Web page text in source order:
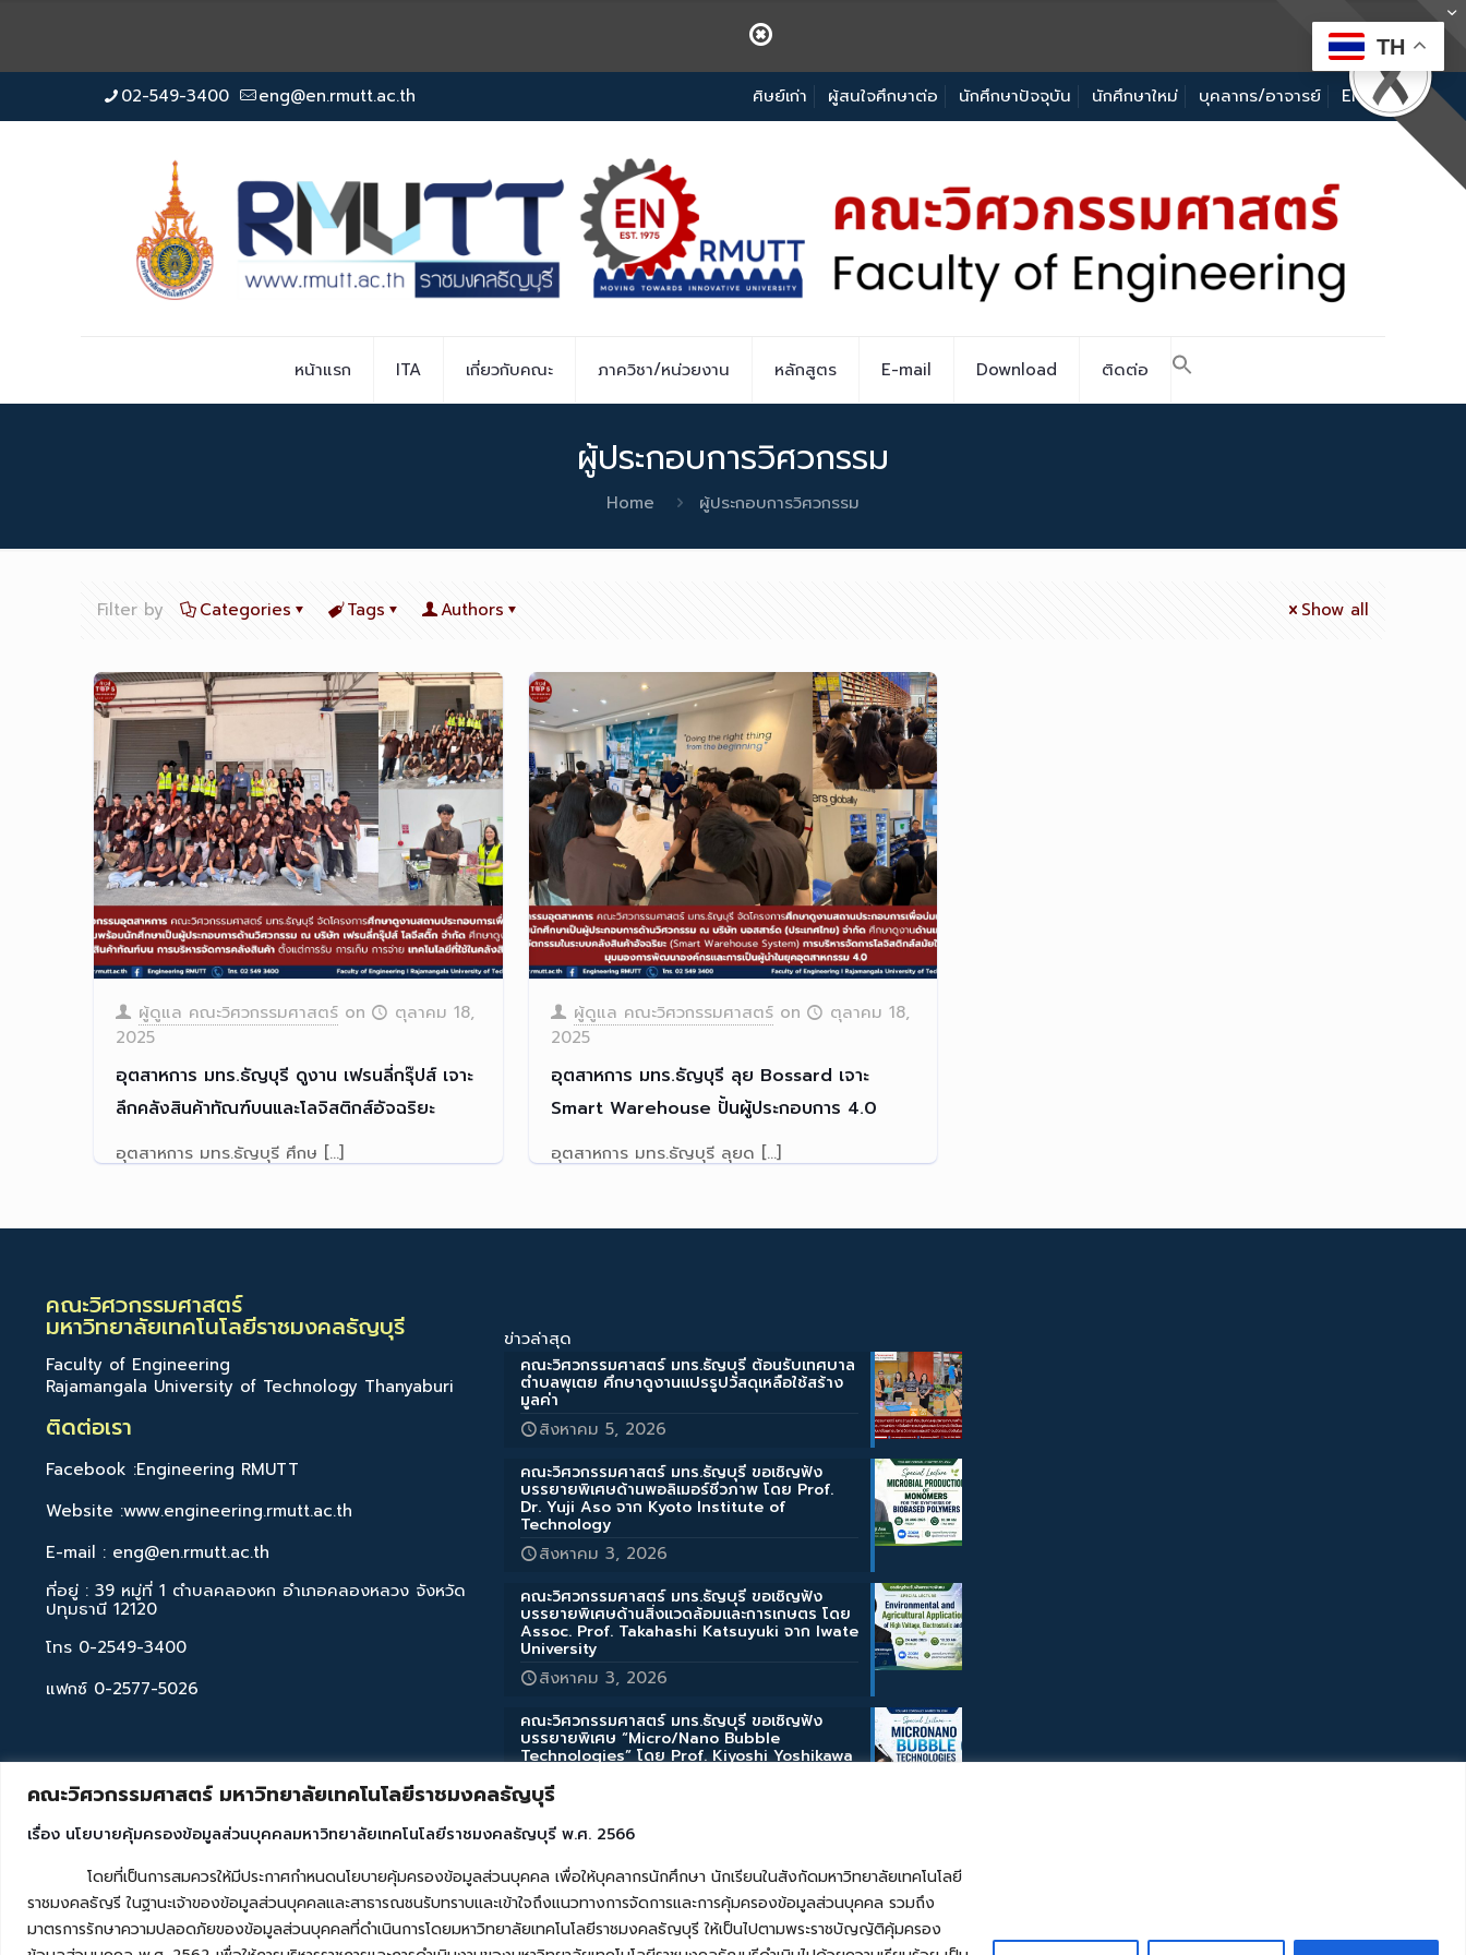
คณะวิศวกรรมศาสตร์ มหาวิทยาลัยเทคโนโลยีราชมงคลธัญบุรี
เรื่อง นโยบายคุ้มครองข้อมูลส่วนบุคคลมหาวิทยาลัยเทคโนโลยีราชมงคลธัญบุรี พ.ศ. 2566
โดยที่เป็นการสมควรให้มีประกาศกำหนดนโยบายคุ้มครองข้อมูลส่วนบุคคล เพื่อให้บุคลากรนักศึกษา นักเรียนในสังกัดมหาวิทยาลัยเทคโนโลยี
ราชมงคลธัญรี ในฐานะเจ้าของข้อมูลส่วนบุคคลและสาธารณชนรับทราบและเข้าใจถึงแนวทางการจัดการและการคุ้มครองข้อมูลส่วนบุคคล รวมถึง
มาตรการรักษาความปลอดภัยของข้อมูลส่วนบุคคลที่ดำเนินการโดยมหาวิทยาลัยเทคโนโลยีราชมงคลธัญบุรี ให้เป็นไปตามพระราชบัญญัติคุ้มครอง
02-549-3400 eng@en.rmutt.ac.th ศิษย์เก่า ผู้สนใจศึกษาต่อ นักศึกษาปัจจุบัน นักศึกษาใหม่ บุคลากร/อาจารย์ EN
หน้าแรก ITA เกี่ยวกับคณะ ภาควิชา/หน่วยงาน หลักสูตร E-mail Download ติดต่อ
ผู้ประกอบการวิศวกรรม
Home ผู้ประกอบการวิศวกรรม
Filter by Categories Tags Authors Show all
ผู้ดูแล คณะวิศวกรรมศาสตร์ on
ตุลาคม 18,
2025
อุตสาหการ มทร.ธัญบุรี ดูงาน เฟรนลี่กรุ๊ปส์ เจาะ
ลึกคลังสินค้าทัณฑ์บนและโลจิสติกส์อัจฉริยะ
อุตสาหการ มทร.ธัญบุรี ศึกษ […]
ผู้ดูแล คณะวิศวกรรมศาสตร์ on
ตุลาคม 18,
2025
อุตสาหการ มทร.ธัญบุรี ลุย Bossard เจาะ
Smart Warehouse ปั้นผู้ประกอบการ 4.0
อุตสาหการ มทร.ธัญบุรี ลุยด […]
คณะวิศวกรรมศาสตร์
มหาวิทยาลัยเทคโนโลยีราชมงคลธัญบุรี
Faculty of Engineering
Rajamangala University of Technology Thanyaburi
ติดต่อเรา
Facebook :Engineering RMUTT
Website :www.engineering.rmutt.ac.th
E-mail : eng@en.rmutt.ac.th
ที่อยู่ : 39 หมู่ที่ 1 ตำบลคลองหก อำเภอคลองหลวง จังหวัด
ปทุมธานี 12120
โทร 0-2549-3400
แฟกซ์ 0-2577-5026
ข่าวล่าสุด
คณะวิศวกรรมศาสตร์ มทร.ธัญบุรี ต้อนรับเทศบาล
ตำบลพุเตย ศึกษาดูงานแปรรูปวัสดุเหลือใช้สร้าง
มูลค่า
สิงหาคม 5, 2026
คณะวิศวกรรมศาสตร์ มทร.ธัญบุรี ขอเชิญฟัง
บรรยายพิเศษด้านพอลิเมอร์ชีวภาพ โดย Prof.
Dr. Yuji Aso จาก Kyoto Institute of
Technology
สิงหาคม 3, 2026
คณะวิศวกรรมศาสตร์ มทร.ธัญบุรี ขอเชิญฟัง
บรรยายพิเศษด้านสิ่งแวดล้อมและการเกษตร โดย
Assoc. Prof. Takahashi Katsuyuki จาก Iwate
University
สิงหาคม 3, 2026
คณะวิศวกรรมศาสตร์ มทร.ธัญบุรี ขอเชิญฟัง
บรรยายพิเศษ “Micro/Nano Bubble
Technologies” โดย Prof. Kiyoshi Yoshikawa
สิงหาคม 3, 2026
วิศวฯ มทร.ธัญบุรี จัดอบรมภาษาญี่ปุ่น ติวเข้ม
ทักษะเตรียมพร้อมนักศึกษาฝึกประสบการณ์วิชาชีพ
ต่างประเทศ
สิงหาคม 3, 2026
TH